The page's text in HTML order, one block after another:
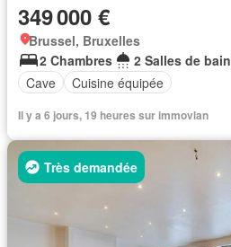
349 000 €
Brussel, Bruxelles
2 Chambres
2 Salles de bain
Cave
Cuisine équipée
Il y a 6 jours, 19 heures sur immovlan
Très demandée